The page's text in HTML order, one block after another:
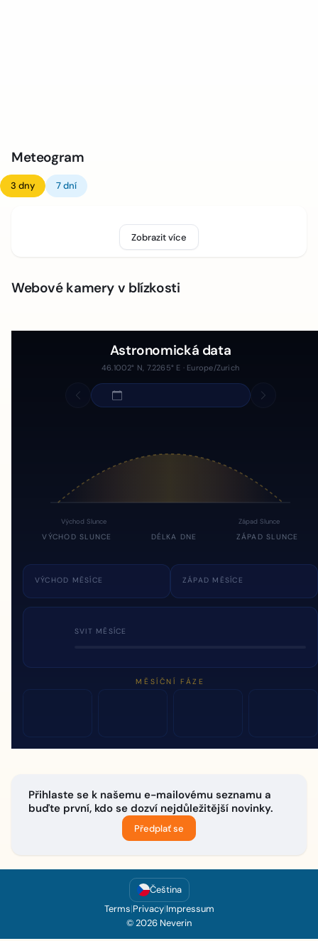
Meteogram
3 dny 7 dní
Zobrazit více
Webové kamery v blízkosti
Astronomická data
46.1002° N, 7.2265° E · Europe/Zurich
Východ Slunce Západ Slunce
VÝCHOD SLUNCE DÉLKA DNE ZÁPAD SLUNCE
VÝCHOD MĚSÍCE ZÁPAD MĚSÍCE
SVIT MĚSÍCE
MĚSÍČNÍ FÁZE
Přihlaste se k našemu e-mailovému seznamu a
buďte první, kdo se dozví nejdůležitější novinky.
Předplať se
Čeština
Terms|Privacy|Impressum
© 2026 Neverin